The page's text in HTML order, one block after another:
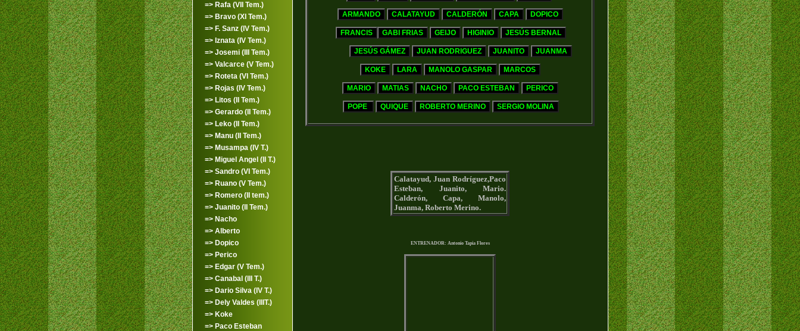
=> Rafa (VII Tem.)
=> Bravo (XI Tem.)
=> F. Sanz (IV Tem.)
=> Iznata (IV Tem.)
=> Josemi (III Tem.)
=> Valcarce (V Tem.)
=> Roteta (VI Tem.)
=> Rojas (IV Tem.)
=> Litos (II Tem.)
=> Gerardo (II Tem.)
=> Leko (II Tem.)
=> Manu (II Tem.)
=> Musampa (IV T.)
=> Miguel Angel (II T.)
=> Sandro (VI Tem.)
=> Ruano (V Tem.)
=> Romero (II tem.)
=> Juanito (II Tem.)
=> Nacho
=> Alberto
=> Dopico
=> Perico
=> Edgar (V Tem.)
=> Canabal (III T.)
=> Dario Silva (IV T.)
=> Dely Valdes (IIIT.)
=> Koke
=> Paco Esteban
Calatayud, Juan Rodríguez,Paco
Esteban, Juanito, Mario.
Calderón, Capa, Manolo,
Juanma, Roberto Merino.
ENTRENADOR: Antonio Tapia Flores